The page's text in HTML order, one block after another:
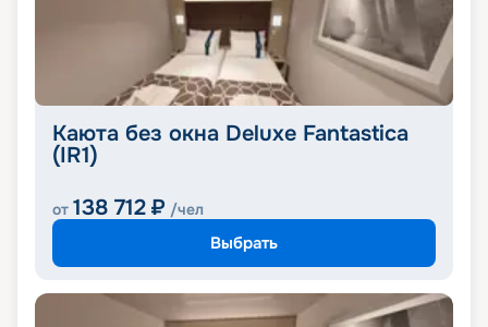
Каюта без окна Deluxe Fantastica
(IR1)
от 138 712 ₽ /чел
Выбрать